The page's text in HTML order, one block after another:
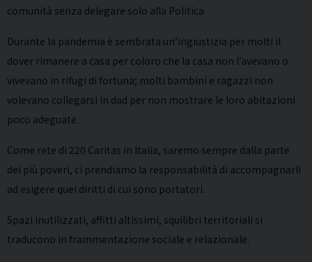
comunità senza delegare solo alla Politica.
Durante la pandemia è sembrata un’ingiustizia per molti il
dover rimanere a casa per coloro che la casa non l’avevano o
vivevano in rifugi di fortuna; molti bambini e ragazzi non
volevano collegarsi in dad per non mostrare le loro abitazioni
poco adeguate.
Come rete di 220 Caritas in Italia, saremo sempre dalla parte
dei più poveri, ci prendiamo la responsabilità di accompagnarli
ad esigere quei diritti di cui sono portatori.
Spazi inutilizzati, affitti altissimi, squilibri territoriali si
traducono in frammentazione sociale e relazionale.